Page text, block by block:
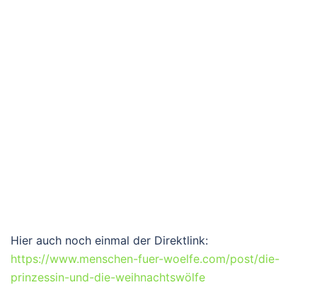
Hier auch noch einmal der Direktlink:
https://www.menschen-fuer-woelfe.com/post/die-
prinzessin-und-die-weihnachtswölfe